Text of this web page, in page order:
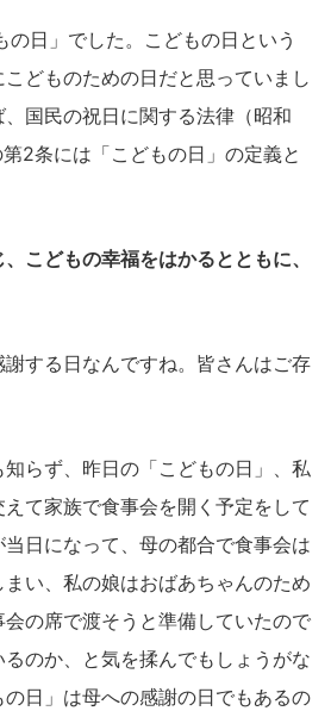
日」でした。こどもの日という
どものための日だと思っていまし
国民の祝日に関する法律（昭和
2条には「こどもの日」の定義と
こどもの幸福をはかるとともに、
する日なんですね。皆さんはご存
らず、昨日の「こどもの日」、私
て家族で食事会を開く予定をして
日になって、母の都合で食事会は
い、私の娘はおばあちゃんのため
の席で渡そうと準備していたので
のか、と気を揉んでもしょうがな
日」は母への感謝の日でもあるの